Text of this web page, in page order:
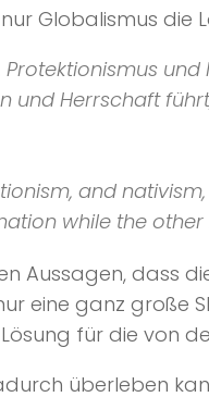
Globalismus die
und Herrschaft
and
while the
Aussagen, dass
eine ganz große
für die von
überleben